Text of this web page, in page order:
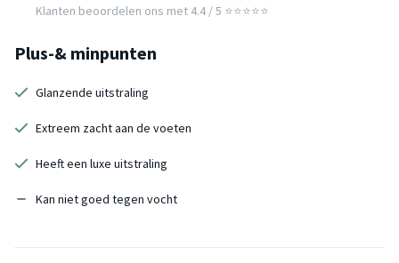
Klanten beoordelen ons met 4.4 / 5 ⭐⭐⭐⭐⭐
Plus-& minpunten
Glanzende uitstraling
Extreem zacht aan de voeten
Heeft een luxe uitstraling
Kan niet goed tegen vocht